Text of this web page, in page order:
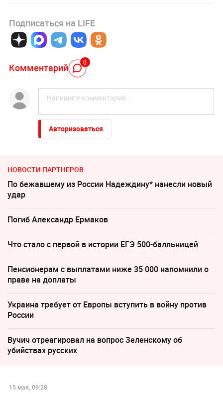
Подписаться на LIFE
Комментарий 0
Авторизоваться
НОВОСТИ ПАРТНЕРОВ
По бежавшему из России Надеждину* нанесли новый
удар
Погиб Александр Ермаков
Что стало с первой в истории ЕГЭ 500-балльницей
Пенсионерам с выплатами ниже 35 000 напомнили о
праве на доплаты
Украина требует от Европы вступить в войну против
России
Вучич отреагировал на вопрос Зеленскому об
убийствах русских
15 мая, 09:28